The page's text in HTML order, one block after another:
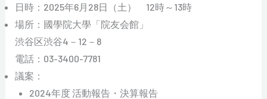
日時：2025年6月28日（土） 12時～13時
場所：國學院大學「院友会館」
渋谷区渋谷4－12－8
電話：03-3400-7781
議案：
2024年度 活動報告・決算報告